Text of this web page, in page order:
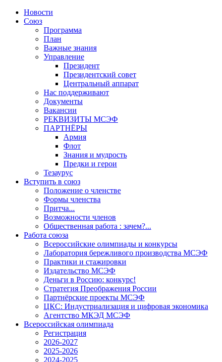
Новости
Союз
Программа
План
Важные знания
Управление
Президент
Президентский совет
Центральный аппарат
Нас поддерживают
Документы
Вакансии
РЕКВИЗИТЫ МСЭФ
ПАРТНЁРЫ
Армия
Флот
Знания и мудрость
Предки и герои
Тезаурус
Вступить в союз
Положение о членстве
Формы членства
Притча...
Возможности членов
Общественная работа : зачем?...
Работа союза
Всероссийские олимпиады и конкурсы
Лаборатория бережливого производства МСЭФ
Практики и стажировки
Издательство МСЭФ
Деньги в Россию: конкурс!
Стратегия Преображения России
Партнёрские проекты МСЭФ
ЦКС: Индустриализация и цифровая экономика
Агентство МКЭД МСЭФ
Всероссийская олимпиада
Регистрация
2026-2027
2025-2026
2024-2025